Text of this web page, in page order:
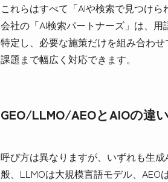
これらはすべて「AIや検索で見つけ
会社の「AI検索パートナーズ」は、
特定し、必要な施策だけを組み合わ
課題まで幅広く対応できます。
GEO/LLMO/AEOとAIOの違
呼び方は異なりますが、いずれも生
般、LLMOは大規模言語モデル、AEO